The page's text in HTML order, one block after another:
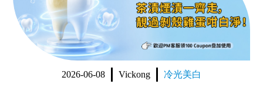
種植牙 dental implant
箍牙 orthodontics
收費標準 change standard
2026-06-08 Vickong 冷光美白